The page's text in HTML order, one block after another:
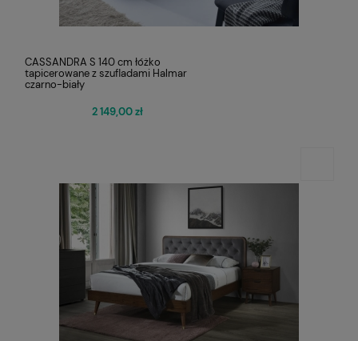
CASSANDRA S 140 cm łóżko
tapicerowane z szufladami Halmar
czarno-biały
2 149,00 zł